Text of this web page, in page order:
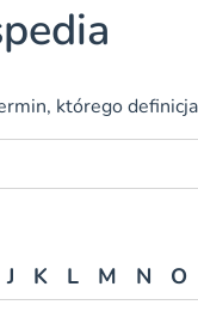
którego
J K L M N O